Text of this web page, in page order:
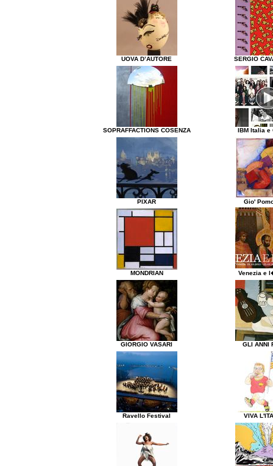
UOVA D’AUTORE SERGIO
SOPRAFFACTIONS COSENZA IBM Italia e
PIXAR Gio'
MONDRIAN Venezia e
GIORGIO VASARI GLI ANNI
Ravello Festival VIVA